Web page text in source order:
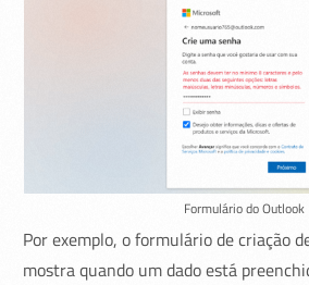
Formulário do Outlook
Por exemplo, o formulário de criação
mostra quando um dado está